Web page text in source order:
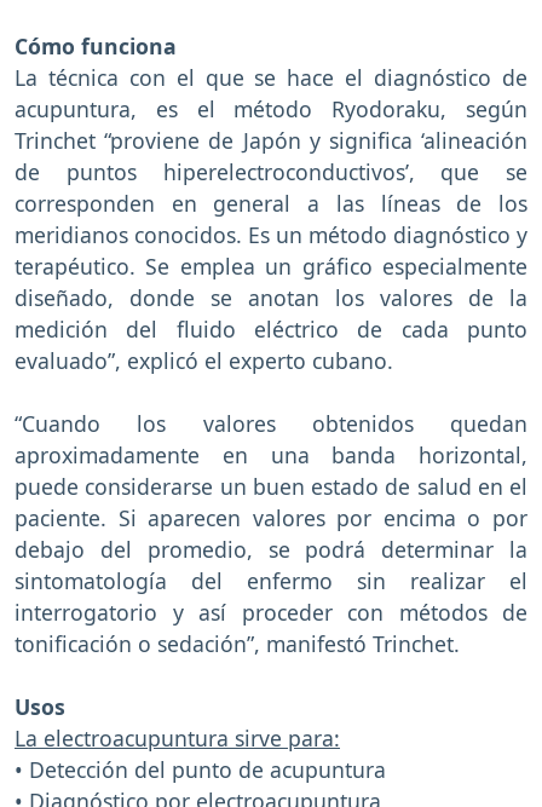
Cómo funciona
La técnica con el que se hace el diagnóstico de
acupuntura, es el método Ryodoraku, según
Trinchet “proviene de Japón y significa ‘alineación
de puntos hiperelectroconductivos’, que se
corresponden en general a las líneas de los
meridianos conocidos. Es un método diagnóstico y
terapéutico. Se emplea un gráfico especialmente
diseñado, donde se anotan los valores de la
medición del fluido eléctrico de cada punto
evaluado”, explicó el experto cubano.
“Cuando los valores obtenidos quedan
aproximadamente en una banda horizontal,
puede considerarse un buen estado de salud en el
paciente. Si aparecen valores por encima o por
debajo del promedio, se podrá determinar la
sintomatología del enfermo sin realizar el
interrogatorio y así proceder con métodos de
tonificación o sedación”, manifestó Trinchet.
Usos
La electroacupuntura sirve para:
• Detección del punto de acupuntura